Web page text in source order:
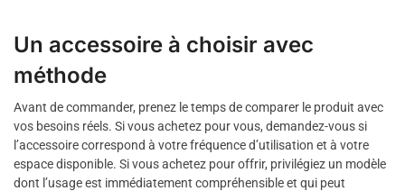
Un accessoire à choisir avec
méthode
Avant de commander, prenez le temps de comparer le produit avec
vos besoins réels. Si vous achetez pour vous, demandez-vous si
l’accessoire correspond à votre fréquence d’utilisation et à votre
espace disponible. Si vous achetez pour offrir, privilégiez un modèle
dont l’usage est immédiatement compréhensible et qui peut